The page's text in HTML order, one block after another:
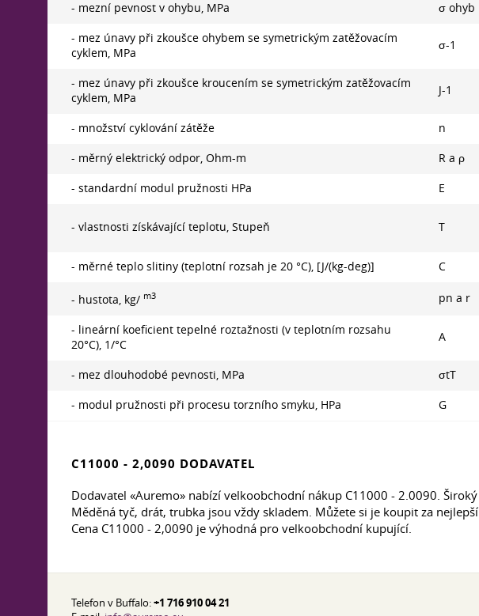
- mezní pevnost v ohybu, MPa σ ohyb
- mez únavy při zkoušce ohybem se symetrickým zatěžovacím
cyklem, MPa
σ-1
- mez únavy při zkoušce kroucením se symetrickým zatěžovacím
cyklem, MPa
J-1
- množství cyklování zátěže n
- měrný elektrický odpor, Ohm-m R a ρ
- standardní modul pružnosti HPa E
- vlastnosti získávající teplotu, Stupeň T
- měrné teplo slitiny (teplotní rozsah je 20 °С), [J/(kg-deg)] C
- hustota, kg/ m3 pn a r
- lineární koeficient tepelné roztažnosti (v teplotním rozsahu
20°С), 1/°С
A
- mez dlouhodobé pevnosti, MPa σtТ
- modul pružnosti při procesu torzního smyku, HPa G
C11000 - 2,0090 DODAVATEL
Dodavatel «Auremo» nabízí velkoobchodní nákup C11000 - 2.0090.
Měděná tyč, drát, trubka jsou vždy skladem. Můžete si je koupit za
Cena C11000 - 2,0090 je výhodná pro velkoobchodní kupující.
Telefon v Buffalo:+1 716 910 04 21